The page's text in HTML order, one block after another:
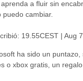
a fluir sin
puedo cambiar.
19.55CEST | Aug
ha sido un puntazo,
o xbox gratis, un